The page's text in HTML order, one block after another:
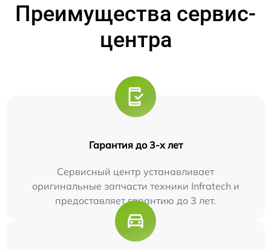
Преимущества сервис-
центра
Гарантия до 3-х лет
Сервисный центр устанавливает
оригинальные запчасти техники Infratech и
предоставляет гарантию до 3 лет.